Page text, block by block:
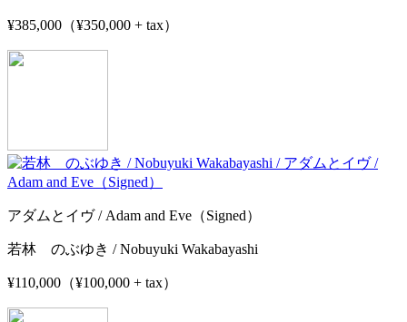
¥385,000（¥350,000 + tax）
アダムとイヴ / Adam and Eve（Signed）
若林 のぶゆき / Nobuyuki Wakabayashi
¥110,000（¥100,000 + tax）